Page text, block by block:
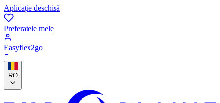
Aplicație deschisă
Preferatele mele
Easyflex2go
RO